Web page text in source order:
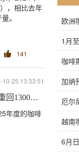
，相比去年
。
141
10-25 13:33:51
1300万袋以上
年度的咖啡
加纳
厄尔
越南
6月